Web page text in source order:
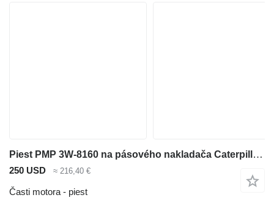
Piest PMP 3W-8160 na pásového nakladača Caterpillar 963
250 USD ≈ 216,40 €
Časti motora - piest